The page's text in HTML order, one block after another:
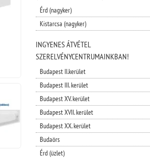
Érd (nagyker)
Kistarcsa (nagyker)
INGYENES ÁTVÉTEL
SZERELVÉNYCENTRUMAINKBAN!
Budapest II.kerület
Budapest III. kerület
Budapest XV. kerület
Budapest XVII. kerület
Budapest XX. kerület
Budaörs
Érd (üzlet)